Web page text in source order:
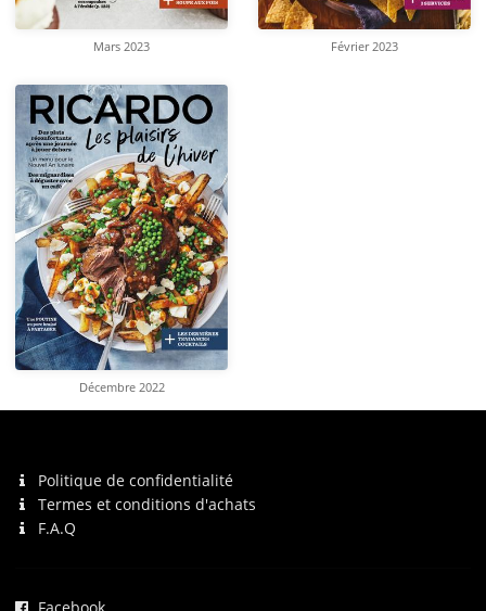
Mars 2023 Février 2023
Décembre 2022
Politique de confidentialité
Termes et conditions d'achats
F.A.Q
Facebook